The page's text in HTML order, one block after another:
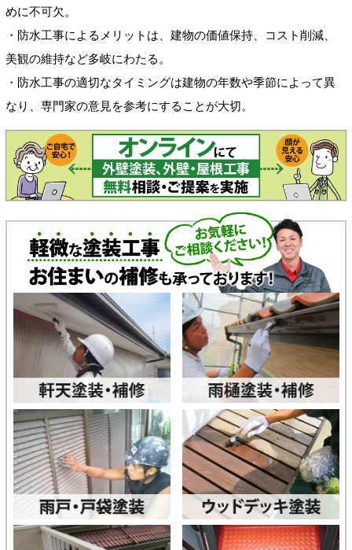
めに不可欠。
・防水工事によるメリットは、建物の価値保持、コスト削減、
美観の維持など多岐にわたる。
・防水工事の適切なタイミングは建物の年数や季節によって異
なり、専門家の意見を参考にすることが大切。